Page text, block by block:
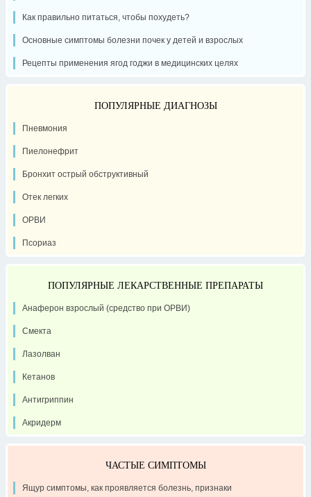
Как правильно питаться, чтобы похудеть?
Основные симптомы болезни почек у детей и взрослых
Рецепты применения ягод годжи в медицинских целях
ПОПУЛЯРНЫЕ ДИАГНОЗЫ
Пневмония
Пиелонефрит
Бронхит острый обструктивный
Отек легких
ОРВИ
Псориаз
ПОПУЛЯРНЫЕ ЛЕКАРСТВЕННЫЕ ПРЕПАРАТЫ
Анаферон взрослый (средство при ОРВИ)
Смекта
Лазолван
Кетанов
Антигриппин
Акридерм
ЧАСТЫЕ СИМПТОМЫ
Ящур симптомы, как проявляется болезнь, признаки